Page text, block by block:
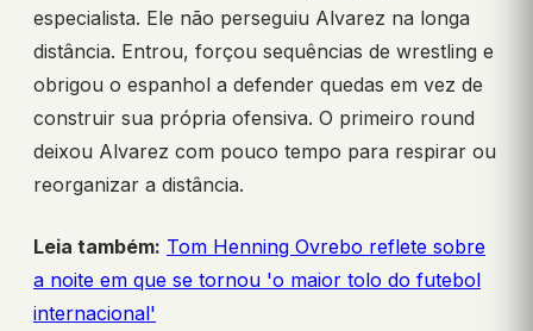
especialista. Ele não perseguiu Alvarez na longa
distância. Entrou, forçou sequências de wrestling e
obrigou o espanhol a defender quedas em vez de
construir sua própria ofensiva. O primeiro round
deixou Alvarez com pouco tempo para respirar ou
reorganizar a distância.
Leia também: Tom Henning Ovrebo reflete sobre
a noite em que se tornou 'o maior tolo do futebol
internacional'